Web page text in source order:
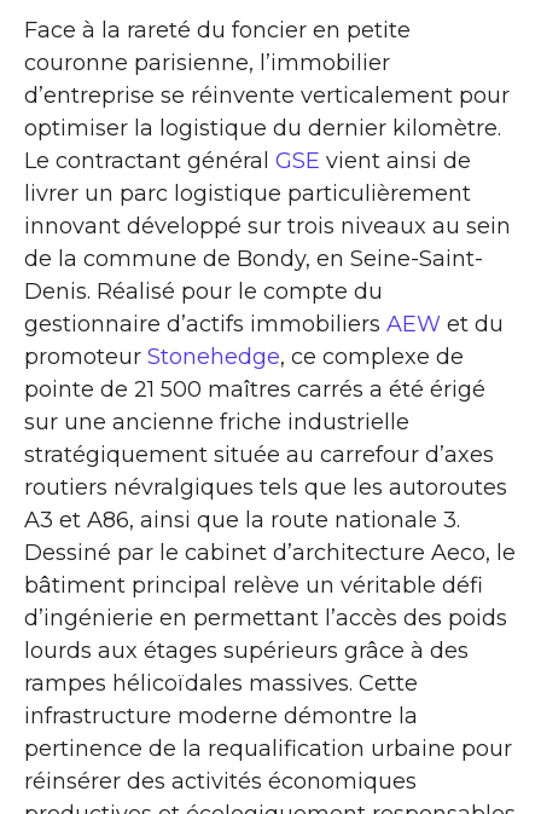
Face à la rareté du foncier en petite
couronne parisienne, l’immobilier
d’entreprise se réinvente verticalement pour
optimiser la logistique du dernier kilomètre.
Le contractant général GSE vient ainsi de
livrer un parc logistique particulièrement
innovant développé sur trois niveaux au sein
de la commune de Bondy, en Seine-Saint-
Denis. Réalisé pour le compte du
gestionnaire d’actifs immobiliers AEW et du
promoteur Stonehedge, ce complexe de
pointe de 21 500 maîtres carrés a été érigé
sur une ancienne friche industrielle
stratégiquement située au carrefour d’axes
routiers névralgiques tels que les autoroutes
A3 et A86, ainsi que la route nationale 3.
Dessiné par le cabinet d’architecture Aeco, le
bâtiment principal relève un véritable défi
d’ingénierie en permettant l’accès des poids
lourds aux étages supérieurs grâce à des
rampes hélicoïdales massives. Cette
infrastructure moderne démontre la
pertinence de la requalification urbaine pour
réinsérer des activités économiques